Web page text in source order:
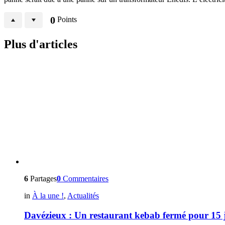
0 Points
Plus d'articles
6 Partages0 Commentaires
in À la une !, Actualités
Davézieux : Un restaurant kebab fermé pour 15